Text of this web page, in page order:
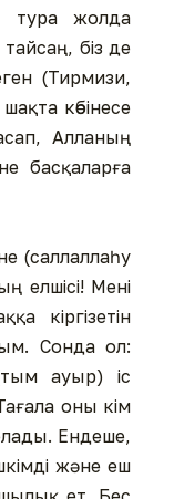
тура жолда
біз де
(Тирмизи,
көбінесе
Алланың
басқаларға
(саллаллаһу
елшісі! Мені
кіргізетін
Сонда ол:
ауыр) іс
оны кім
Ендеше,
және еш